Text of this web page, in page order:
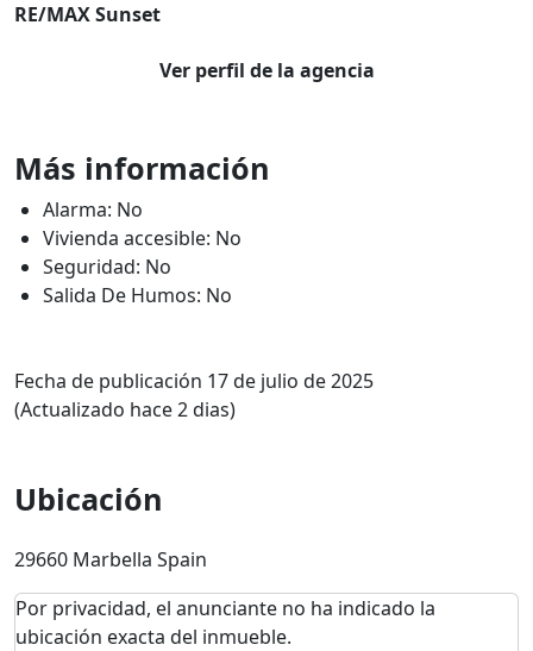
RE/MAX Sunset
Ver perfil de la agencia
Más información
Alarma: No
Vivienda accesible: No
Seguridad: No
Salida De Humos: No
Fecha de publicación 17 de julio de 2025
(Actualizado hace 2 dias)
Ubicación
29660 Marbella Spain
Por privacidad, el anunciante no ha indicado la
ubicación exacta del inmueble.